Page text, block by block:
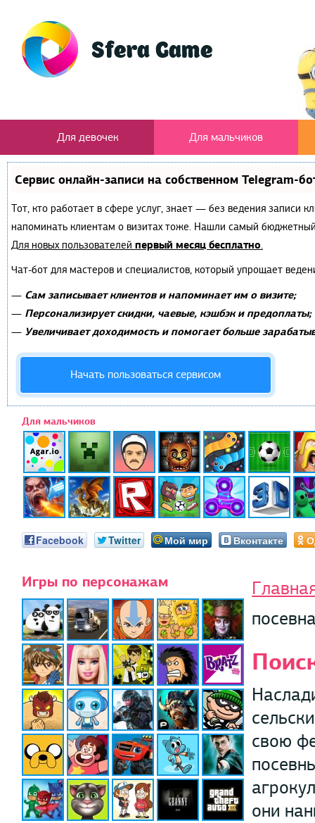
Для девочек Для мальчиков
Сервис онлайн-записи на собственном Telegram-
Тот, кто работает в сфере услуг, знает — без ведения записи
напоминать клиентам о визитах тоже. Нашли самый
Для новых пользователей первый месяц бесплатно.
Чат-бот для мастеров и специалистов, который упрощает
— Сам записывает клиентов и напоминает им о визите;
— Персонализирует скидки, чаевые, кэшбэк и предоплаты;
— Увеличивает доходимость и помогает больше
Начать пользоваться сервисом
Для мальчиков
Facebook Twitter Мой мир Вконтакте
Игры по персонажам
свою
они